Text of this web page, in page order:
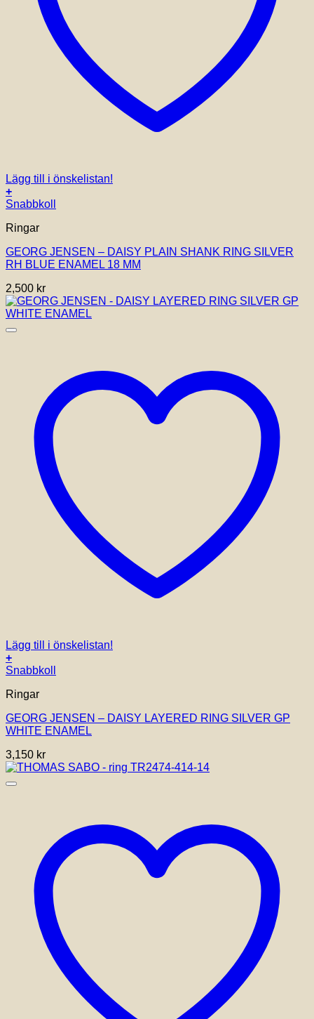
Lägg till i önskelistan!
+
Den
produkten
flera
varianter.
olika
alternativen
kan
väljas
Snabbkoll
Ringar
GEORG JENSEN – DAISY PLAIN SHANK RING SILVER
RH BLUE ENAMEL 18 MM
2,500 kr
Lägg till i önskelistan!
+
Den
produkten
flera
varianter.
olika
alternativen
kan
Snabbkoll
Ringar
GEORG JENSEN – DAISY LAYERED RING SILVER GP
WHITE ENAMEL
3,150 kr